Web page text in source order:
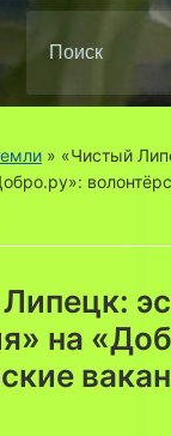
по:
» «Чистый
на